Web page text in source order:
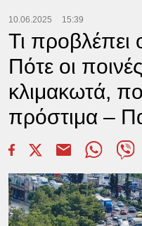
10.06.2025 15:39
Τι
Πότε οι
κλιμακωτά,
πρόστιμα –